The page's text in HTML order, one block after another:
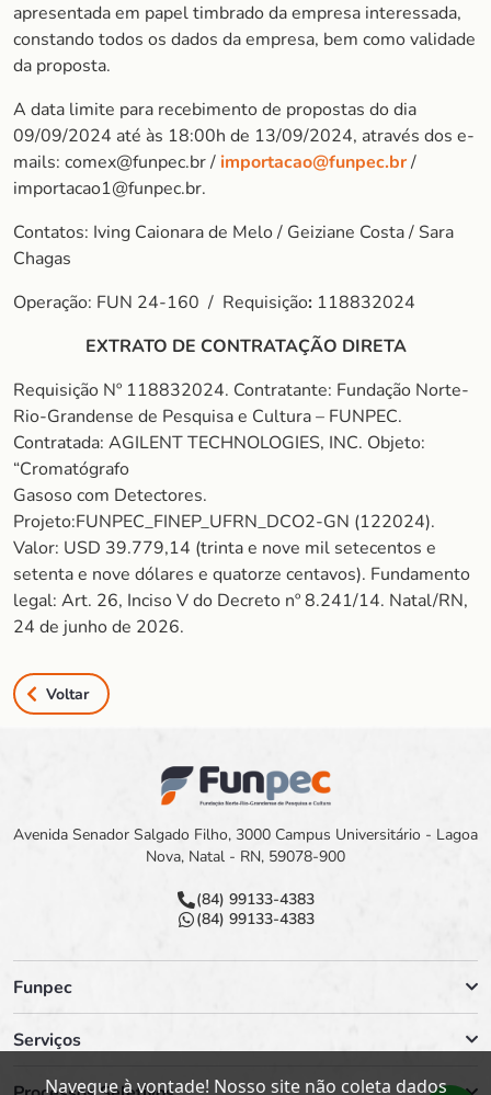
apresentada em papel timbrado da empresa interessada,
constando todos os dados da empresa, bem como validade
da proposta.
A data limite para recebimento de propostas do dia
09/09/2024 até às 18:00h de 13/09/2024, através dos e-
mails: comex@funpec.br /importacao@funpec.br/
importacao1@funpec.br.
Contatos: Iving Caionara de Melo / Geiziane Costa / Sara
Chagas
Operação: FUN 24-160 / Requisição: 118832024
EXTRATO DE CONTRATAÇÃO DIRETA
Requisição Nº 118832024. Contratante: Fundação Norte-
Rio-Grandense de Pesquisa e Cultura – FUNPEC.
Contratada: AGILENT TECHNOLOGIES, INC. Objeto:
“Cromatógrafo
Gasoso com Detectores.
Projeto:FUNPEC_FINEP_UFRN_DCO2-GN (122024).
Valor: USD 39.779,14 (trinta e nove mil setecentos e
setenta e nove dólares e quatorze centavos). Fundamento
legal: Art. 26, Inciso V do Decreto nº 8.241/14. Natal/RN,
24 de junho de 2026.
Voltar
Avenida Senador Salgado Filho, 3000 Campus Universitário - Lagoa
Nova, Natal - RN, 59078-900
(84) 99133-4383
(84) 99133-4383
Funpec
Serviços
Navegue à vontade! Nosso site não coleta dados